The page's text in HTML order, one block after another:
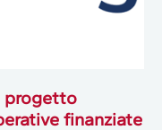
progetto
finanziate